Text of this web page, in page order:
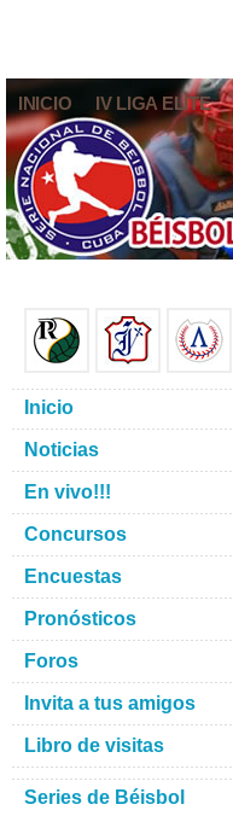
INICIO IV LIGA ELITE
Inicio
Noticias
En vivo!!!
Concursos
Encuestas
Pronósticos
Foros
Invita a tus amigos
Libro de visitas
Series de Béisbol